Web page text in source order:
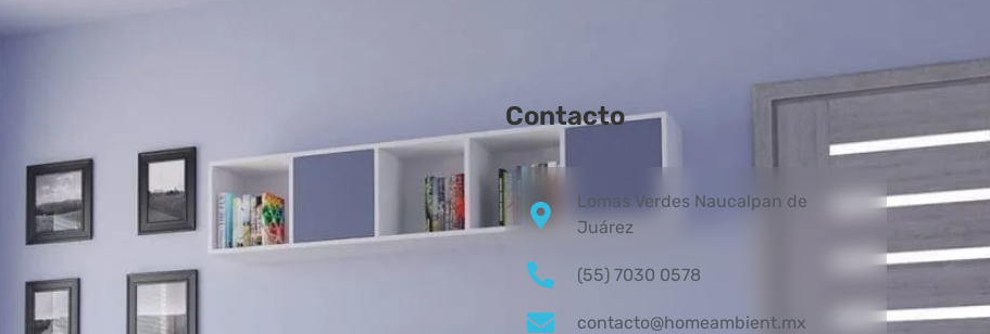
Contacto
Lomas Verdes Naucalpan de
Juárez
(55) 7030 0578
contacto@homeambient.mx